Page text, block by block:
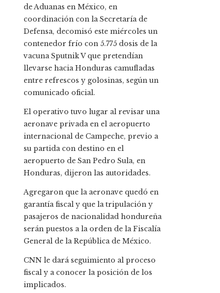
de Aduanas en México, en
coordinación con la Secretaría de
Defensa, decomisó este miércoles un
contenedor frío con 5.775 dosis de la
vacuna Sputnik V que pretendían
llevarse hacia Honduras camufladas
entre refrescos y golosinas, según un
comunicado oficial.
El operativo tuvo lugar al revisar una
aeronave privada en el aeropuerto
internacional de Campeche, previo a
su partida con destino en el
aeropuerto de San Pedro Sula, en
Honduras, dijeron las autoridades.
Agregaron que la aeronave quedó en
garantía fiscal y que la tripulación y
pasajeros de nacionalidad hondureña
serán puestos a la orden de la Fiscalía
General de la República de México.
CNN le dará seguimiento al proceso
fiscal y a conocer la posición de los
implicados.